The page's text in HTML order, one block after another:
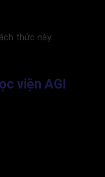
thức này.
viện AGI